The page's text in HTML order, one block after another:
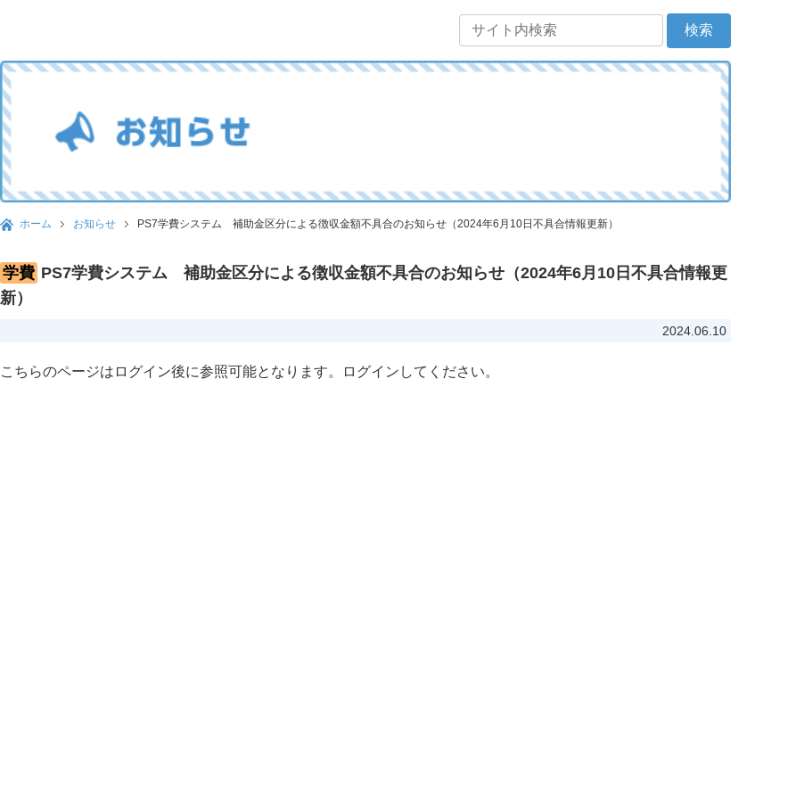
ホーム お知らせ PS7学費システム 補助金区分による徴収金額不具合のお知らせ（2024年6月10日不具合情報更新）
学費 PS7学費システム 補助金区分による徴収金額不具合のお知らせ（2024年6月10日不具合情報更
新）
2024.06.10
こちらのページはログイン後に参照可能となります。ログインしてください。